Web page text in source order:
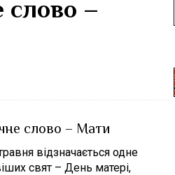
–
слово – Мати
відзначається одне
свят – День матері,